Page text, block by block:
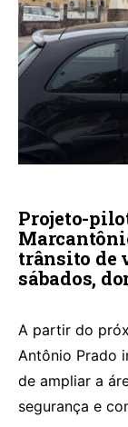
Projeto-
trânsito de
sábados,
A partir do
Antônio Prado
de ampliar a
segurança e